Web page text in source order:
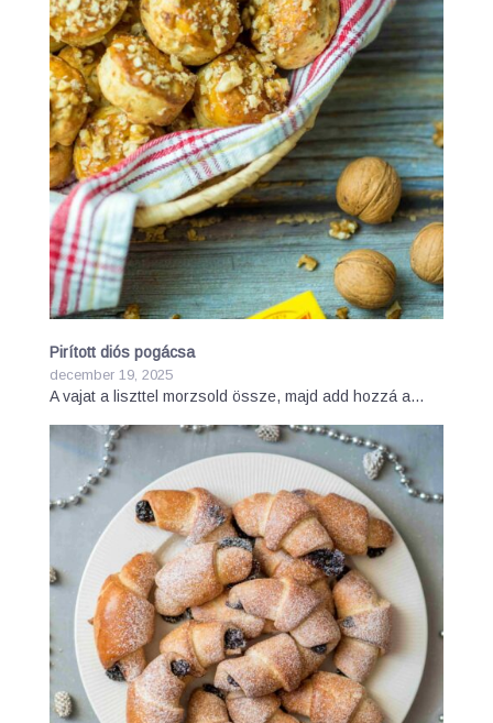
Pirított diós pogácsa
december 19, 2025
A vajat a liszttel morzsold össze, majd add hozzá a…